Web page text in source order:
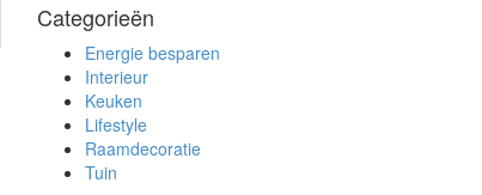
Categorieën
Energie besparen
Interieur
Keuken
Lifestyle
Raamdecoratie
Tuin